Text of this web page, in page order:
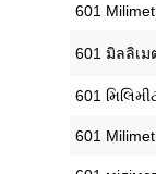
‎601
‎601 มิลลิเม
‎601
‎601